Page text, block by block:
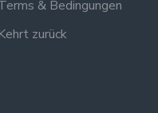
& Bedingungen
zurück